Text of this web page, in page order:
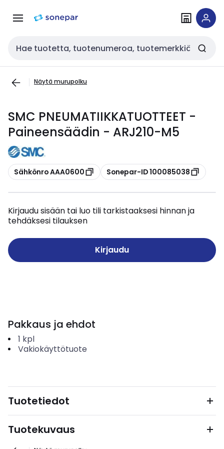
navigointiinsisältöön
Haku
Näytä murupolku
SMC PNEUMATIIKKATUOTTEET -
Paineensäädin - ARJ210-M5
Kopioi
Sähkönro AAA0600 Kopioi
Sonepar-ID 100085038
Kirjaudu sisään tai luo tili tarkistaaksesi hinnan ja
tehdäksesi tilauksen
Kirjaudu
Pakkaus ja ehdot
1 kpl
Vakiokäyttötuote
Tuotetiedot
Tuotekuvaus